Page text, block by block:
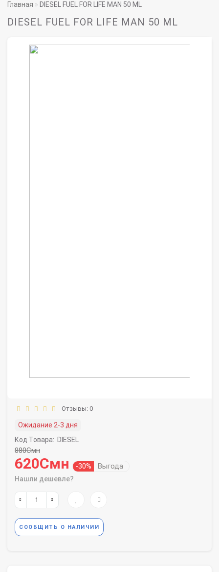
Главная DIESEL FUEL FOR LIFE MAN 50 ML
DIESEL FUEL FOR LIFE MAN 50 ML
Отзывы: 0
Ожидание 2-3 дня
Код Товара: DIESEL
880Смн
620Смн -30% Выгода
Нашли дешевле?
СООБЩИТЬ О НАЛИЧИИ